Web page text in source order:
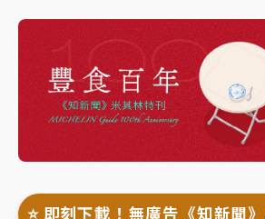
⭐️ 即刻下載！無廣告《知新聞